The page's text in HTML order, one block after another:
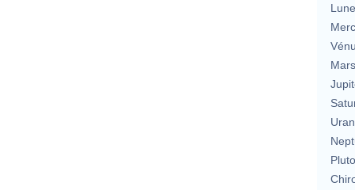
Lune
Mars